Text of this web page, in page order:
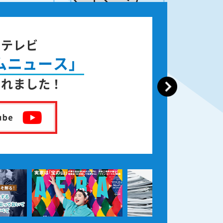
レビ
ュース」
ました！